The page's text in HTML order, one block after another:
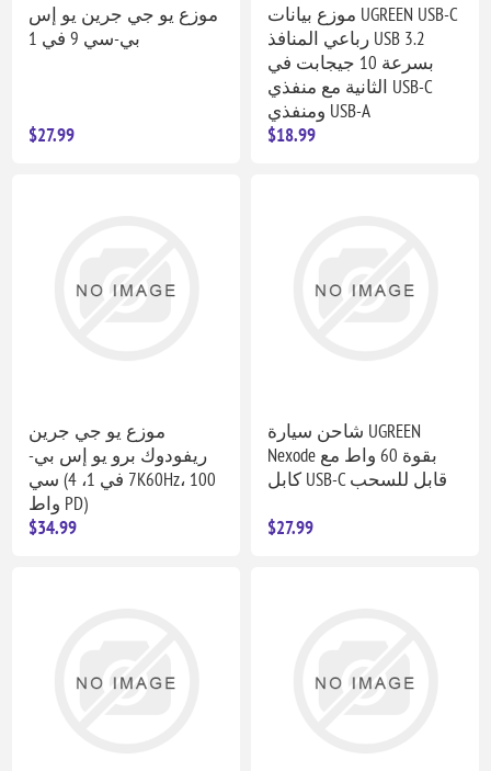
موزع يو جي جرين يو إس
بي-سي 9 في 1
$27.99
موزع بيانات UGREEN USB-C
رباعي المنافذ USB 3.2
بسرعة 10 جيجابت في
الثانية مع منفذي USB-C
ومنفذي USB-A
$18.99
موزع يو جي جرين
ريفودوك برو يو إس بي-
سي (7 في 1، 4K60Hz، 100
واط PD)
$34.99
شاحن سيارة UGREEN
Nexode بقوة 60 واط مع
كابل USB-C قابل للسحب
$27.99